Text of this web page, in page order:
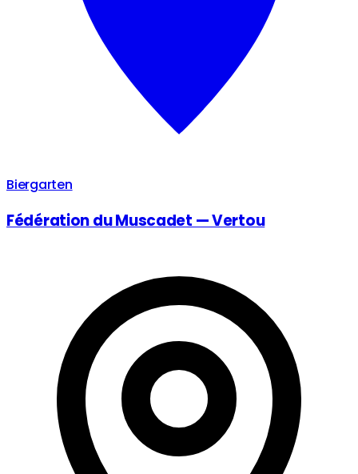
Biergarten
Fédération du Muscadet — Vertou